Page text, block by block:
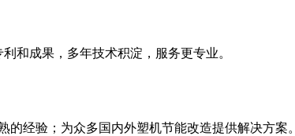
和成果，多年技术积淀，服务更专业。
经验；为众多国内外塑机节能改造提供解决方案。